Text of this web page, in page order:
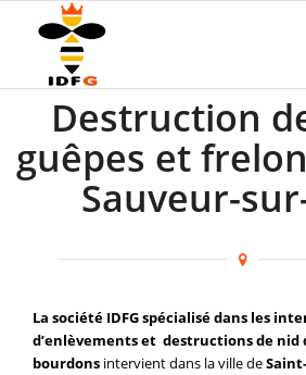
Destruction
guêpes et
Sauveur-
La société IDFG spécialisé dans les
d’enlèvements et destructions de nid
bourdons intervient dans la ville de